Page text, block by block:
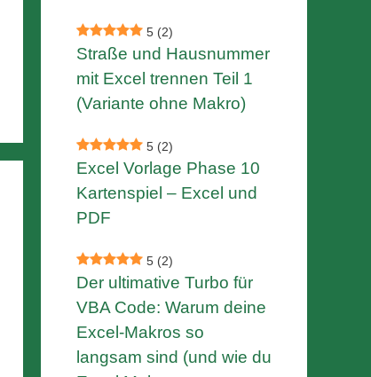
5 (2)
Straße und Hausnummer
mit Excel trennen Teil 1
(Variante ohne Makro)
5 (2)
Excel Vorlage Phase 10
Kartenspiel – Excel und
PDF
5 (2)
Der ultimative Turbo für
VBA Code: Warum deine
Excel-Makros so
langsam sind (und wie du